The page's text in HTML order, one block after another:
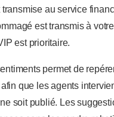
au service
est transmis à
est prioritaire.
permet de
que les agents
soit publié. Les